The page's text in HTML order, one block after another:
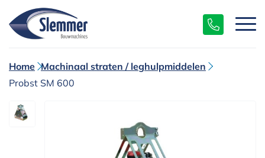
Home Machinaal straten / leghulpmiddelen
Probst SM 600